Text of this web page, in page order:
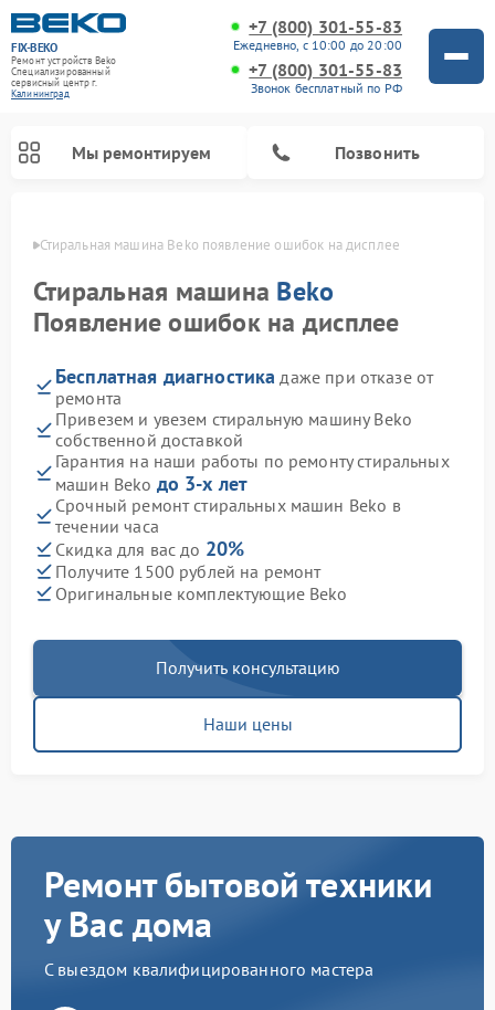
FIX-BEKO
Ремонт устройств Beko
Специализированный
cервисный центр г.
Калининград
+7 (800) 301-55-83
Ежедневно, с 10:00 до 20:00
+7 (800) 301-55-83
Звонок бесплатный по РФ
Мы ремонтируем Позвонить
Стиральная машина Beko появление ошибок на дисплее
Стиральная машина Beko
Появление ошибок на дисплее
Бесплатная диагностика даже при отказе от
ремонта
Привезем и увезем стиральную машину Beko
собственной доставкой
Гарантия на наши работы по ремонту стиральных
машин Beko до 3-х лет
Срочный ремонт стиральных машин Beko в
течении часа
Скидка для вас до 20%
Получите 1500 рублей на ремонт
Оригинальные комплектующие Beko
Получить консультацию
Наши цены
Ремонт бытовой техники
у Вас дома
С выездом квалифицированного мастера